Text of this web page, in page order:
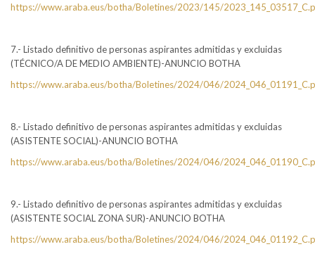
https://www.araba.eus/botha/Boletines/2023/145/
7.- Listado definitivo de personas aspirantes admitidas y excluidas
(TÉCNICO/A DE MEDIO AMBIENTE)-ANUNCIO BOTHA
https://www.araba.eus/botha/Boletines/2024/046/
8.- Listado definitivo de personas aspirantes admitidas y excluidas
(ASISTENTE SOCIAL)-ANUNCIO BOTHA
https://www.araba.eus/botha/Boletines/2024/046/
9.- Listado definitivo de personas aspirantes admitidas y excluidas
(ASISTENTE SOCIAL ZONA SUR)-ANUNCIO BOTHA
https://www.araba.eus/botha/Boletines/2024/046/